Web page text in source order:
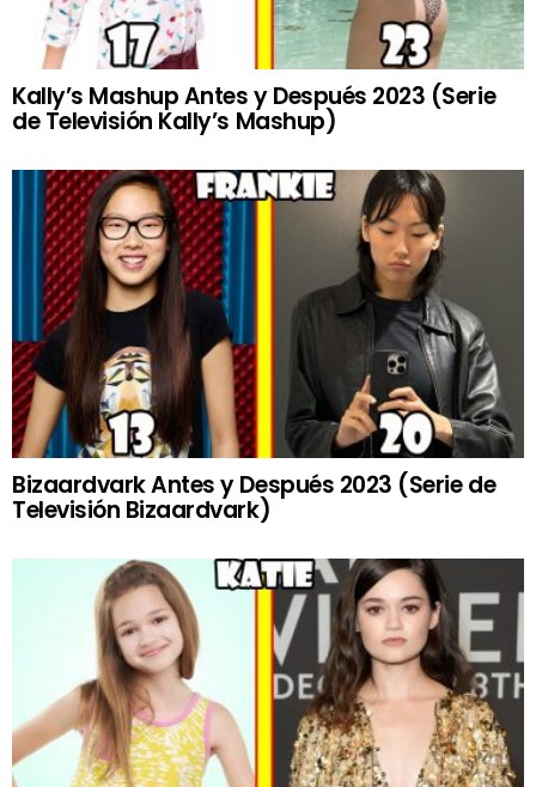
Kally’s Mashup Antes y Después 2023 (Serie
de Televisión Kally’s Mashup)
Bizaardvark Antes y Después 2023 (Serie de
Televisión Bizaardvark)